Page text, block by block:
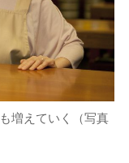
増えていく（写真